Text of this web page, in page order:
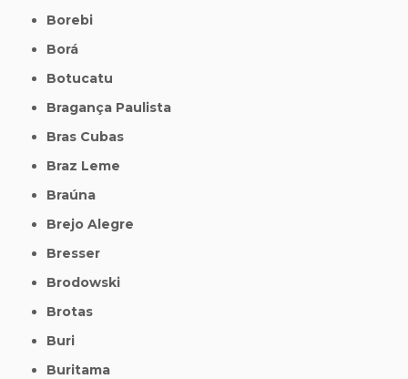
Borebi
Borá
Botucatu
Bragança Paulista
Bras Cubas
Braz Leme
Braúna
Brejo Alegre
Bresser
Brodowski
Brotas
Buri
Buritama